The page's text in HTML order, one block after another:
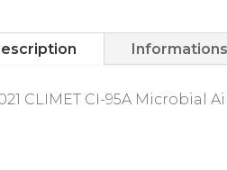
CLIMET CI-95A Microbial